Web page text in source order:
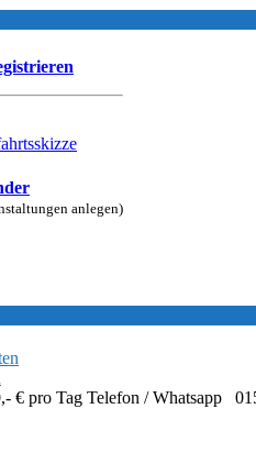
anlegen)
€ pro Tag Telefon / Whatsapp